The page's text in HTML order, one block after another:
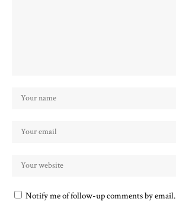
Notify me of follow-up comments by email.